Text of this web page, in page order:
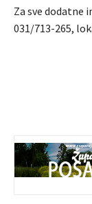
Za sve dodatne
031/713-265,